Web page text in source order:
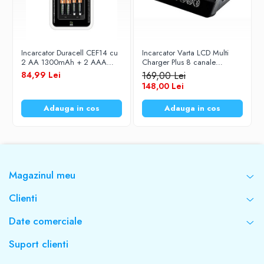
Incarcator Duracell CEF14 cu
2 AA 1300mAh + 2 AAA
750mAh Ni-MH
84,99 Lei
Adauga in cos
Incarcator Varta LCD Multi
Charger Plus 8 canale
independente pentru
acumulatori AA (R6) / AAA
(R3) 1,2V Ni-MH 57681
169,00 Lei
148,00 Lei
Adauga in cos
Magazinul meu
Clienti
Date comerciale
Suport clienti